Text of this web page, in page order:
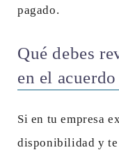
pagado.
Qué debes
en el
Si en tu empresa
disponibilidad y te